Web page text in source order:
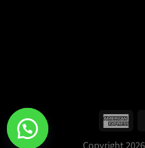
Copyright